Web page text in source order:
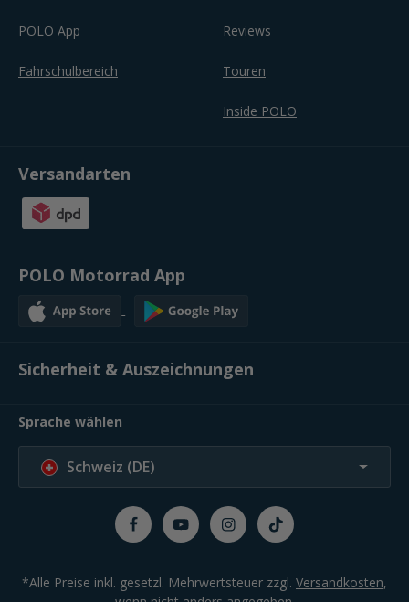
POLO App
Fahrschulbereich
Reviews
Touren
Inside POLO
Versandarten
POLO Motorrad App
Sicherheit & Auszeichnungen
Sprache wählen
Schweiz (DE)
*Alle Preise inkl. gesetzl. Mehrwertsteuer zzgl. Versandkosten,